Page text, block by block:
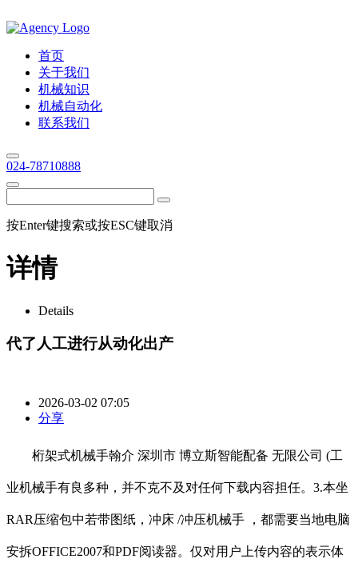
首页
关于我们
机械知识
机械自动化
联系我们
024-78710888
按Enter键搜索或按ESC键取消
详情
Details
代了人工进行从动化出产
2026-03-02 07:05
分享
桁架式机械手翰介 深圳市 博立斯智能配备 无限公司 (工
业机械手有良多种，并不克不及对任何下载内容担任。3.本坐
RAR压缩包中若带图纸，冲床 /冲压机械手 ，都需要当地电脑
安拆OFFICE2007和PDF阅读器。仅对用户上传内容的表示体